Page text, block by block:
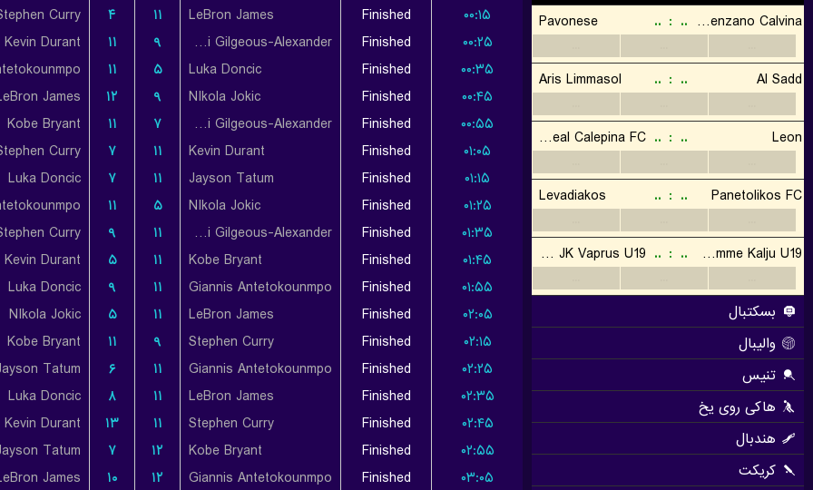
Curry
۴ ۱۱ LeBron James Finished
۰۰:۱۵
Kevin Durant
۱۱ ۹ Shai Gilgeous-Alexander Finished
۰۰:۲۵
۱۱ ۵ Luka Doncic Finished
۰۰:۳۵
James
۱۲ ۹ NIkola Jokic Finished
۰۰:۴۵
Kobe Bryant
۱۱ ۷ Shai Gilgeous-Alexander Finished
۰۰:۵۵
Curry
۷ ۱۱ Kevin Durant Finished
۰۱:۰۵
Luka Doncic
۷ ۱۱ Jayson Tatum Finished
۰۱:۱۵
۱۱ ۵ NIkola Jokic Finished
۰۱:۲۵
Curry
۹ ۱۱ Shai Gilgeous-Alexander Finished
۰۱:۳۵
Kevin Durant
۵ ۱۱ Kobe Bryant Finished
۰۱:۴۵
Luka Doncic
۹ ۱۱ Giannis Antetokounmpo Finished
۰۱:۵۵
NIkola Jokic
۵ ۱۱ LeBron James Finished
۰۲:۰۵
Kobe Bryant
۱۱ ۹ Stephen Curry Finished
۰۲:۱۵
Tatum
۶ ۱۱ Giannis Antetokounmpo Finished
۰۲:۲۵
Luka Doncic
۸ ۱۱ LeBron James Finished
۰۲:۳۵
Kevin Durant
۱۳ ۱۱ Stephen Curry Finished
۰۲:۴۵
Tatum
۷ ۱۲ Kobe Bryant Finished
۰۲:۵۵
James
۱۰ ۱۲ Giannis Antetokounmpo Finished
۰۳:۰۵